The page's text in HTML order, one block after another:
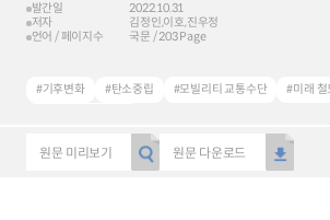
발간일
2022.10.31
저자
김정인,이호,진우정
언어 / 페이지수
국문 / 203 Page
#기후변화 #탄소중립 #모빌리티 교통수단
#미래 철
원문 미리보기 원문 다운로드
용